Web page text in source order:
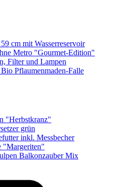
cm mit Wasserreservoir
Metro "Gourmet-Edition"
Filter und Lampen
Pflaumenmaden-Falle
"Herbstkranz"
grün
inkl. Messbecher
"Margeriten"
Balkonzauber Mix